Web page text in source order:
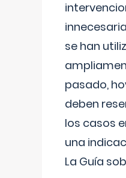
se han
pasado,
deben
los casos
una
La Guía